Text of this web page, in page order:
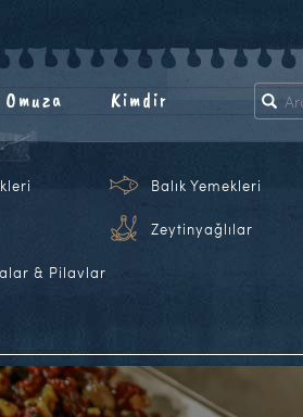
Omuza Kimdir
Balık Yemekleri
Zeytinyağlılar
& Pilavlar